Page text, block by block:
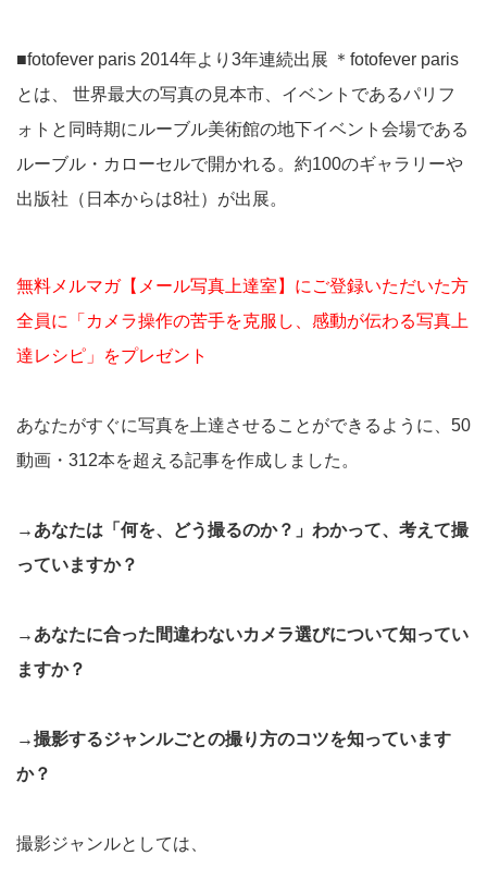
■fotofever paris 2014年より3年連続出展 ＊fotofever paris
とは、 世界最大の写真の見本市、イベントであるパリフ
ォトと同時期にルーブル美術館の地下イベント会場である
ルーブル・カローセルで開かれる。約100のギャラリーや
出版社（日本からは8社）が出展。
無料メルマガ【メール写真上達室】にご登録いただいた方
全員に「カメラ操作の苦手を克服し、感動が伝わる写真上
達レシピ」をプレゼント
あなたがすぐに写真を上達させることができるように、50
動画・312本を超える記事を作成しました。
→あなたは「何を、どう撮るのか？」わかって、考えて撮
っていますか？
→あなたに合った間違わないカメラ選びについて知ってい
ますか？
→撮影するジャンルごとの撮り方のコツを知っています
か？
撮影ジャンルとしては、